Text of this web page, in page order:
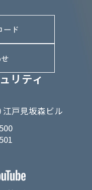
リティ
戸見坂森ビル
ード